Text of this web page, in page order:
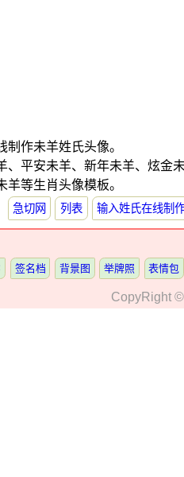
制作未羊姓氏头像。
、平安未羊、新年未羊、炫金
羊等生肖头像模板。
急切网 列表 输入姓氏在线制
签名档 背景图 举牌照 表情包
CopyRight